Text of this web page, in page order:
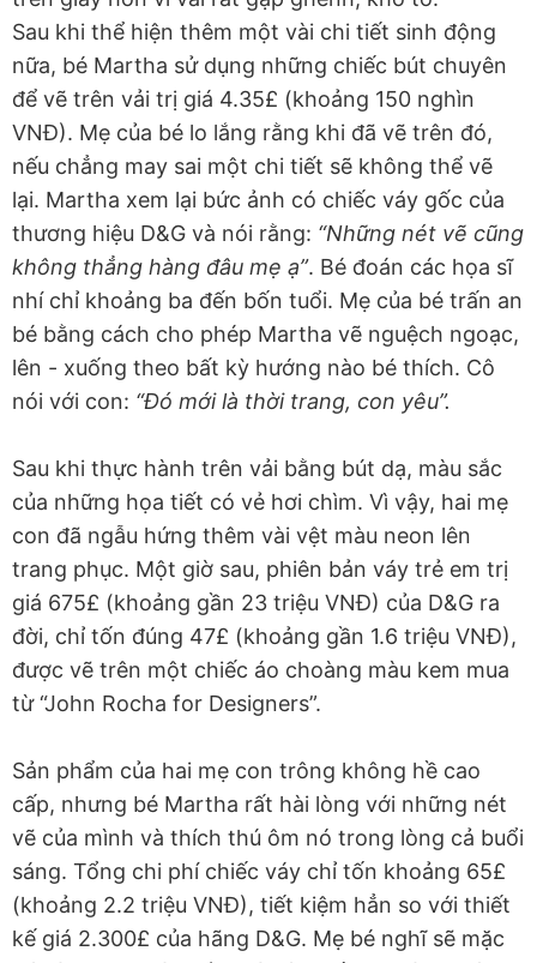
Sau khi thể hiện thêm một vài chi tiết sinh động
nữa, bé Martha sử dụng những chiếc bút chuyên
để vẽ trên vải trị giá 4.35£ (khoảng 150 nghìn
VNĐ). Mẹ của bé lo lắng rằng khi đã vẽ trên đó,
nếu chẳng may sai một chi tiết sẽ không thể vẽ
lại. Martha xem lại bức ảnh có chiếc váy gốc của
thương hiệu D&G và nói rằng: “Những nét vẽ cũng
không thẳng hàng đâu mẹ ạ”. Bé đoán các họa sĩ
nhí chỉ khoảng ba đến bốn tuổi. Mẹ của bé trấn an
bé bằng cách cho phép Martha vẽ nguệch ngoạc,
lên - xuống theo bất kỳ hướng nào bé thích. Cô
nói với con: “Đó mới là thời trang, con yêu”.
Sau khi thực hành trên vải bằng bút dạ, màu sắc
của những họa tiết có vẻ hơi chìm. Vì vậy, hai mẹ
con đã ngẫu hứng thêm vài vệt màu neon lên
trang phục. Một giờ sau, phiên bản váy trẻ em trị
giá 675£ (khoảng gần 23 triệu VNĐ) của D&G ra
đời, chỉ tốn đúng 47£ (khoảng gần 1.6 triệu VNĐ),
được vẽ trên một chiếc áo choàng màu kem mua
từ “John Rocha for Designers”.
Sản phẩm của hai mẹ con trông không hề cao
cấp, nhưng bé Martha rất hài lòng với những nét
vẽ của mình và thích thú ôm nó trong lòng cả buổi
sáng. Tổng chi phí chiếc váy chỉ tốn khoảng 65£
(khoảng 2.2 triệu VNĐ), tiết kiệm hẳn so với thiết
kế giá 2.300£ của hãng D&G. Mẹ bé nghĩ sẽ mặc